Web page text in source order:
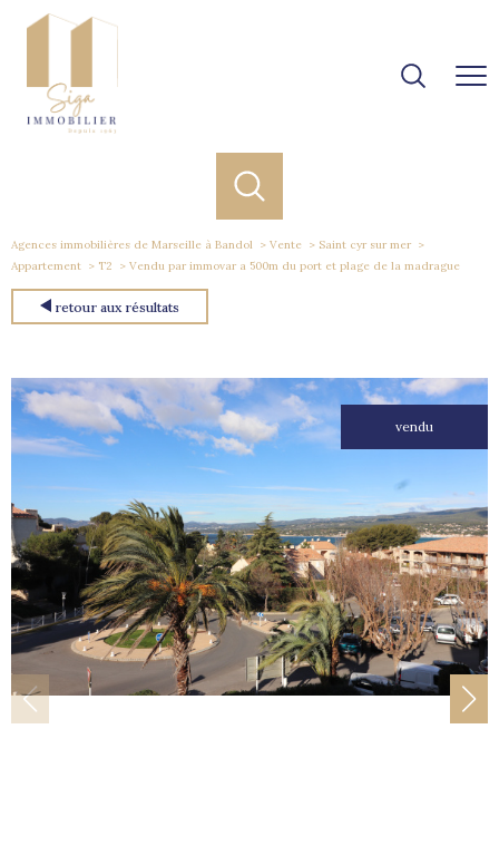
Agences immobilières de Marseille à Bandol Vente
Saint cyr sur mer
Appartement
T2 Vendu par immovar a 500m du port et plage de la madrague
retour aux résultats
vendu